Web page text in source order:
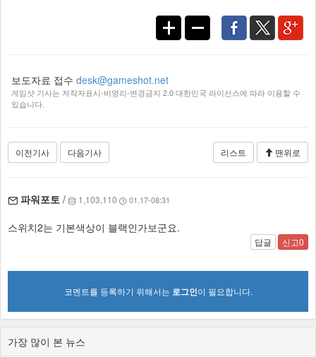
보도자료 접수 desk@gameshot.net
게임샷 기사는 저작자표시-비영리-변경금지 2.0 대한민국 라이선스에 따라 이용할 수
있습니다.
이전기사 다음기사 리스트 맨위로
파워포토 / 1,103,110 01.17-08:31
스위치2는 기본색상이 블랙인가보군요.
답글 신고0
코멘트를 등록하기 위해서는 로그인이 필요합니다.
가장 많이 본 뉴스